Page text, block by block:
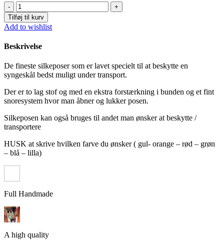
Silkeposer
-
små
syngeskåle
antal
Tilføj til kurv
Add to wishlist
Beskrivelse
De fineste silkeposer som er lavet specielt til at beskytte en
syngeskål bedst muligt under transport.
Der er to lag stof og med en ekstra forstærkning i bunden og et fint
snoresystem hvor man åbner og lukker posen.
Silkeposen kan også bruges til andet man ønsker at beskytte /
transportere
HUSK at skrive hvilken farve du ønsker ( gul- orange – rød – grøn
– blå – lilla)
Full Handmade
A high quality